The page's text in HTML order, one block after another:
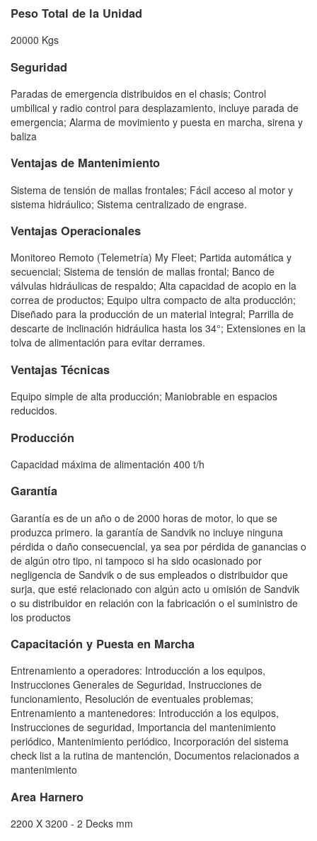
Peso Total de la Unidad
20000 Kgs
Seguridad
Paradas de emergencia distribuidos en el chasis; Control
umbilical y radio control para desplazamiento, incluye parada de
emergencia; Alarma de movimiento y puesta en marcha, sirena y
baliza
Ventajas de Mantenimiento
Sistema de tensión de mallas frontales; Fácil acceso al motor y
sistema hidráulico; Sistema centralizado de engrase.
Ventajas Operacionales
Monitoreo Remoto (Telemetría) My Fleet; Partida automática y
secuencial; Sistema de tensión de mallas frontal; Banco de
válvulas hidráulicas de respaldo; Alta capacidad de acopio en la
correa de productos; Equipo ultra compacto de alta producción;
Diseñado para la producción de un material integral; Parrilla de
descarte de inclinación hidráulica hasta los 34°; Extensiones en la
tolva de alimentación para evitar derrames.
Ventajas Técnicas
Equipo simple de alta producción; Maniobrable en espacios
reducidos.
Producción
Capacidad máxima de alimentación 400 t/h
Garantía
Garantía es de un año o de 2000 horas de motor, lo que se
produzca primero. la garantía de Sandvik no incluye ninguna
pérdida o daño consecuencial, ya sea por pérdida de ganancias o
de algún otro tipo, ni tampoco si ha sido ocasionado por
negligencia de Sandvik o de sus empleados o distribuidor que
surja, que esté relacionado con algún acto u omisión de Sandvik
o su distribuidor en relación con la fabricación o el suministro de
los productos
Capacitación y Puesta en Marcha
Entrenamiento a operadores: Introducción a los equipos,
Instrucciones Generales de Seguridad, Instrucciones de
funcionamiento, Resolución de eventuales problemas;
Entrenamiento a mantenedores: Introducción a los equipos,
Instrucciones de seguridad, Importancia del mantenimiento
periódico, Mantenimiento periódico, Incorporación del sistema
check list a la rutina de mantención, Documentos relacionados a
mantenimiento
Area Harnero
2200 X 3200 - 2 Decks mm